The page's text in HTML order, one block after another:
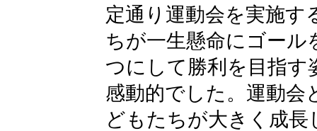
定通り運動会を実施
ちが一生懸命にゴール
つにして勝利を目指す
感動的でした。運動会
どもたちが大きく成